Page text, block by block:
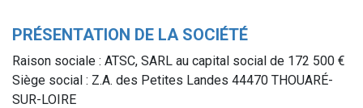
PRÉSENTATION DE LA SOCIÉTÉ
Raison sociale : ATSC, SARL au capital social de 172 500 €
Siège social : Z.A. des Petites Landes 44470 THOUARÉ-
SUR-LOIRE